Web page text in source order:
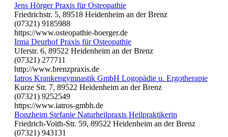
Jens Hörger Praxis für Osteopathie
Friedrichstr. 5, 89518 Heidenheim an der Brenz
(07321) 9185988
https://www.osteopathie-hoerger.de
Irma Deurhof Praxis für Osteopathie
Uferstr. 6, 89522 Heidenheim an der Brenz
(07321) 277711
http://www.brenzpraxis.de
Iatros Krankengymnastik GmbH Logopädie u. Ergotherapie
Kurze Str. 7, 89522 Heidenheim an der Brenz
(07321) 9252549
https://www.iatros-gmbh.de
Bonzheim Stefanie Naturheilpraxis Heilpraktikerin
Friedrich-Voith-Str. 59, 89522 Heidenheim an der Brenz
(07321) 943131